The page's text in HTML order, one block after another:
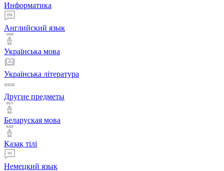
Информатика
Английский язык
Українська мова
Українська література
Другие предметы
Беларуская мова
Қазақ тiлi
Немецкий язык